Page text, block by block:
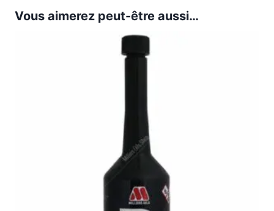
Vous aimerez peut-être aussi…